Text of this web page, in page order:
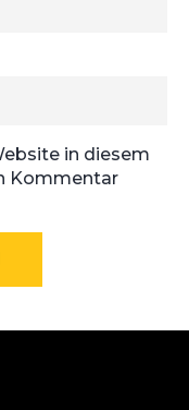
in diesem
Kommentar